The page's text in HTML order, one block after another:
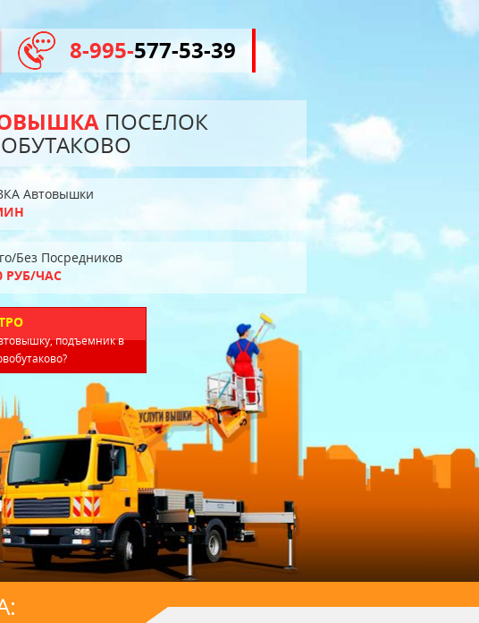
8-995-577-53-39
ПОСЕЛОК
Автовышки
Без Посредников
РУБ/ЧАС
подъемник в